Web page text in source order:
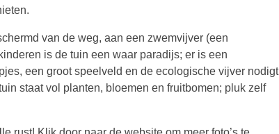
van de weg, aan een zwemvijver (een
is de tuin een waar paradijs; er is een
een groot speelveld en de ecologische vijver nodigt
staat vol planten, bloemen en fruitbomen; pluk zelf